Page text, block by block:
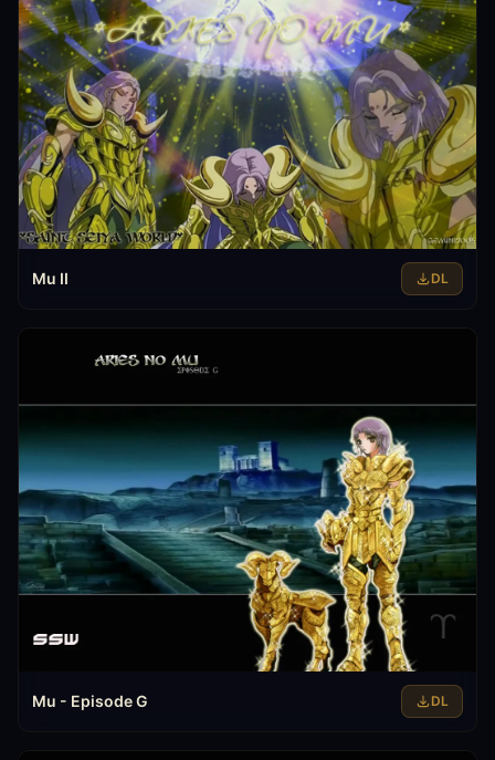
Mu II DL
Mu - Episode G DL